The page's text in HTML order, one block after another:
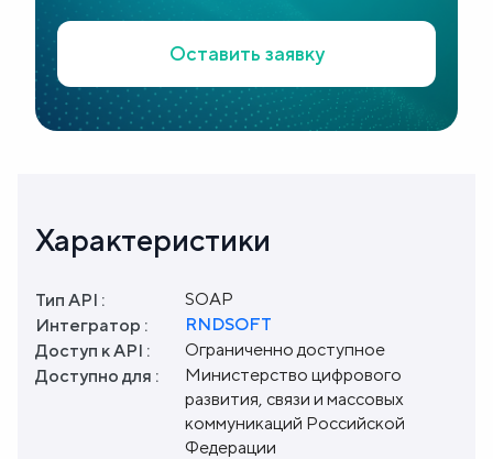
Оставить заявку
Характеристики
Тип API :
SOAP
Интегратор :
RNDSOFT
Доступ к API :
Ограниченно доступное
Доступно для :
Министерство цифрового
развития, связи и массовых
коммуникаций Российской
Федерации